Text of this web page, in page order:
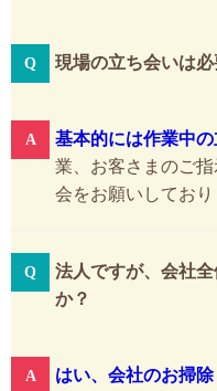
現場の立ち会いは
基本的には作業中の
業、お客さまのご
会をお願いしており
法人ですが、会社
か？
はい、会社のお掃除